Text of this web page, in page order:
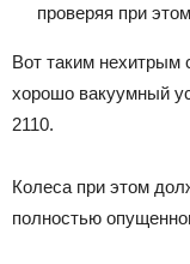
проверяя при
Вот таким нехитрым
хорошо вакуумный
2110.
Колеса при этом
полностью